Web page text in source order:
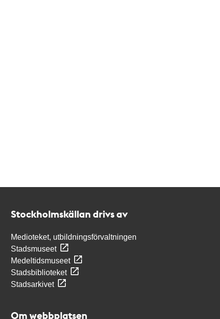
Stockholmskällan drivs av
Medioteket, utbildningsförvaltningen
Stadsmuseet
Medeltidsmuseet
Stadsbiblioteket
Stadsarkivet
Om webbplatsen